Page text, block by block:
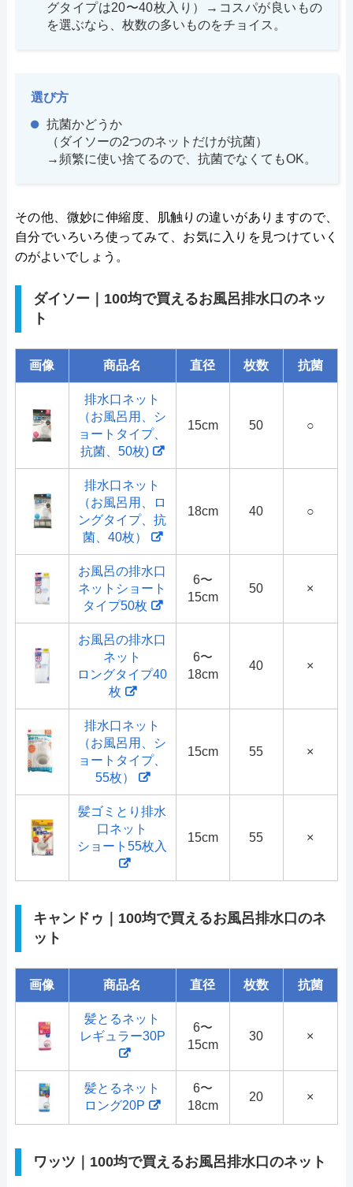
グタイプは20〜40枚入り）→コスパが良いもの
を選ぶなら、枚数の多いものをチョイス。
選び方
抗菌かどうか
（ダイソーの2つのネットだけが抗菌）
→頻繁に使い捨てるので、抗菌でなくてもOK。
その他、微妙に伸縮度、肌触りの違いがありますので、
自分でいろいろ使ってみて、お気に入りを見つけていく
のがよいでしょう。
ダイソー｜100均で買えるお風呂排水口のネッ
ト
画像 商品名 直径 枚数 抗菌
排水口ネット
（お風呂用、シ
ョートタイプ、
抗菌、50枚)
15cm 50 ○
排水口ネット
（お風呂用、ロ
ングタイプ、抗
菌、40枚）
18cm 40 ○
お風呂の排水口
ネットショート
タイプ50枚
6〜
15cm
50 ×
お風呂の排水口
ネット
ロングタイプ40
枚
6〜
18cm
40 ×
排水口ネット
（お風呂用、シ
ョートタイプ、
55枚）
15cm 55 ×
髪ゴミとり排水
口ネット
ショート55枚入
15cm 55 ×
キャンドゥ｜100均で買えるお風呂排水口のネ
ット
画像 商品名 直径 枚数 抗菌
髪とるネット
レギュラー30P
6〜
15cm
30 ×
髪とるネット
ロング20P
6〜
18cm
20 ×
ワッツ｜100均で買えるお風呂排水口のネット